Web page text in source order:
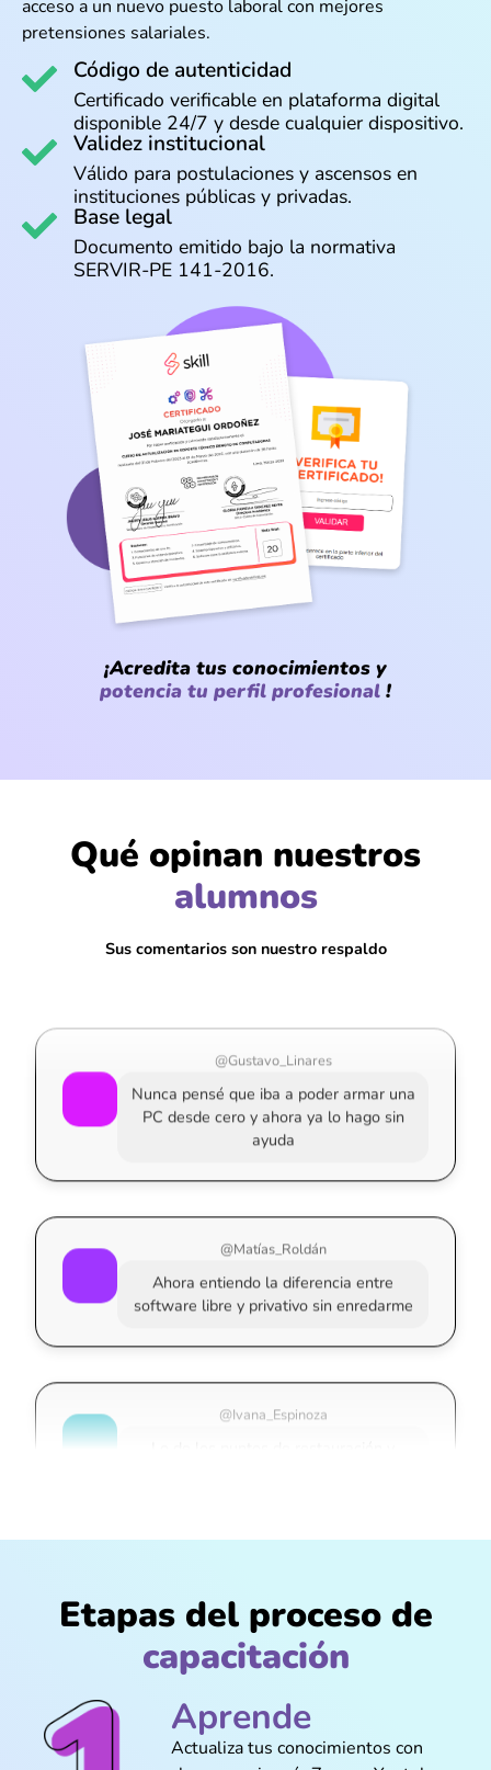
acceso a un nuevo puesto laboral con mejores
pretensiones salariales.
Código de autenticidad
Certificado verificable en plataforma digital
disponible 24/7 y desde cualquier dispositivo.
Validez institucional
Válido para postulaciones y ascensos en
instituciones públicas y privadas.
Base legal
Documento emitido bajo la normativa
SERVIR-PE 141-2016.
¡Acredita tus conocimientos y
potencia tu perfil profesional !
Qué opinan nuestros
alumnos
Sus comentarios son nuestro respaldo
@Luciano_Morales
Me gustó que fuera directo, con muchos
ejemplos de lo que uno sí ve en la vida
Nunca pensé que iba a poder armar una
PC desde cero y ahora ya lo hago sin
ayuda
Ahora entiendo la diferencia entre
software libre y privativo sin enredarme
Lo de los puntos de restauración y
componente antes de ensamblar la PC
@Luciano_Morales
Me gustó que fuera directo, con muchos
Etapas del proceso de
capacitación
Aprende
Actualiza tus conocimientos con